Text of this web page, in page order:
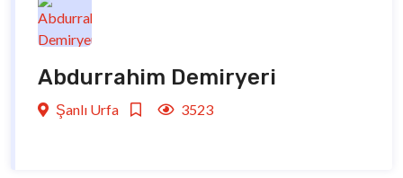
Abdurrahim Demiryeri
Şanlı Urfa 3523